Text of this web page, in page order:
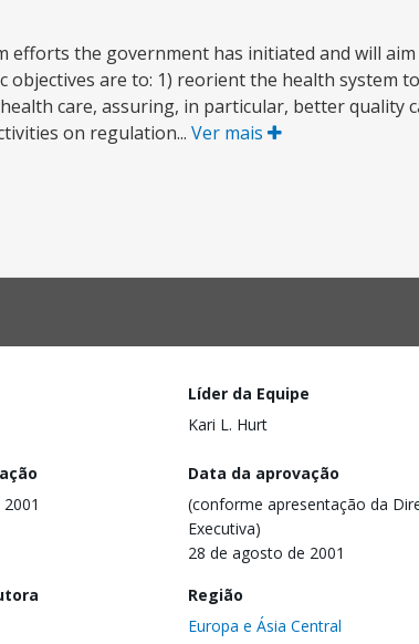
the government has initiated and will
are to: 1) reorient the health system
care, assuring, in particular, better quality
on regulation... Ver mais
Líder da Equipe
Kari L. Hurt
Data da aprovação
(conforme apresentação da
Executiva)
28 de agosto de 2001
Região
Europa e Ásia Central